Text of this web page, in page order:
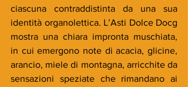
ciascuna contraddistinta da una sua
identità organolettica. L’Asti Dolce Docg
mostra una chiara impronta muschiata,
in cui emergono note di acacia, glicine,
arancio, miele di montagna, arricchite da
sensazioni speziate che rimandano ai